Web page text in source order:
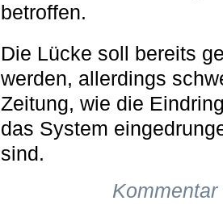
betroffen.
Die Lücke soll bereits
werden, allerdings
Zeitung, wie die
das System
sind.